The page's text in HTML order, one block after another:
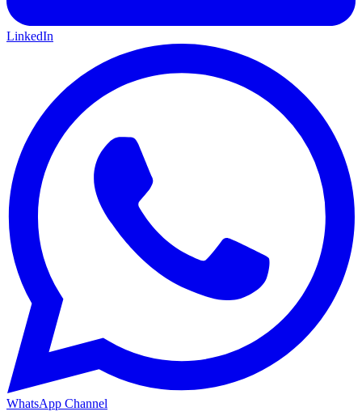
LinkedIn
WhatsApp Channel